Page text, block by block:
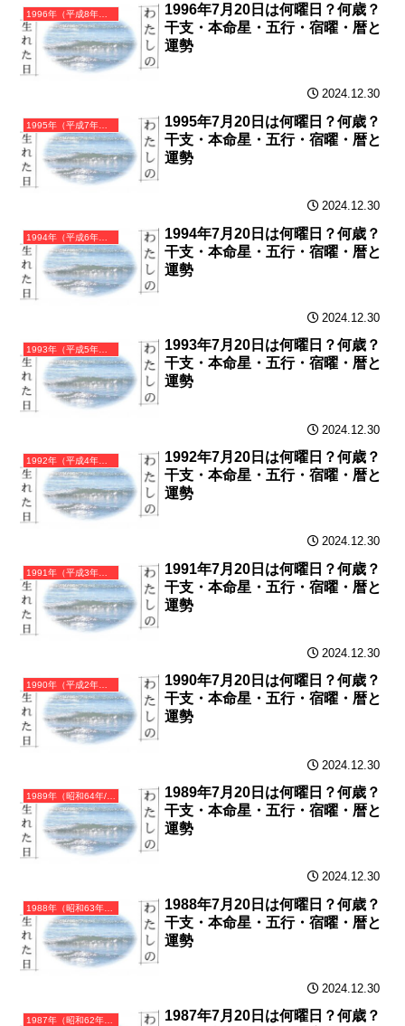
1996年（平成8年）丙子（ひのえね）・子年（ねずみ年）カレンダー（月曜はじまり）
1996年7月20日は何曜日？何歳？
干支・本命星・五行・宿曜・暦と
運勢
2024.12.30
1995年（平成7年）乙亥（きのとい）・亥年（いのしし年）カレンダー（月曜はじまり）
1995年7月20日は何曜日？何歳？
干支・本命星・五行・宿曜・暦と
運勢
2024.12.30
1994年（平成6年）甲戌（きのえいぬ）・戌年（いぬ年）カレンダー（月曜はじまり）
1994年7月20日は何曜日？何歳？
干支・本命星・五行・宿曜・暦と
運勢
2024.12.30
1993年（平成5年）癸酉（みずのととり）・酉年（とり年）カレンダー（月曜はじまり）
1993年7月20日は何曜日？何歳？
干支・本命星・五行・宿曜・暦と
運勢
2024.12.30
1992年（平成4年）壬申（みずのえさる）・申年（さる年）カレンダー（月曜はじまり）
1992年7月20日は何曜日？何歳？
干支・本命星・五行・宿曜・暦と
運勢
2024.12.30
1991年（平成3年）辛未（かのとひつじ）・未年（ひつじ年）カレンダー（月曜はじまり）
1991年7月20日は何曜日？何歳？
干支・本命星・五行・宿曜・暦と
運勢
2024.12.30
1990年（平成2年）庚午（かのえうま）・午年（うま年）カレンダー（月曜はじまり）
1990年7月20日は何曜日？何歳？
干支・本命星・五行・宿曜・暦と
運勢
2024.12.30
1989年（昭和64年/平成元年）己巳（つちのとみ）・巳年（へび年）カレンダー（月曜はじまり）
1989年7月20日は何曜日？何歳？
干支・本命星・五行・宿曜・暦と
運勢
2024.12.30
1988年（昭和63年）戊辰（つちのえたつ）・辰年（たつ年）カレンダー（月曜はじまり）
1988年7月20日は何曜日？何歳？
干支・本命星・五行・宿曜・暦と
運勢
2024.12.30
1987年（昭和62年）丁卯（ひのとう）・卯年（うさぎ年）カレンダー（月曜はじまり）
1987年7月20日は何曜日？何歳？